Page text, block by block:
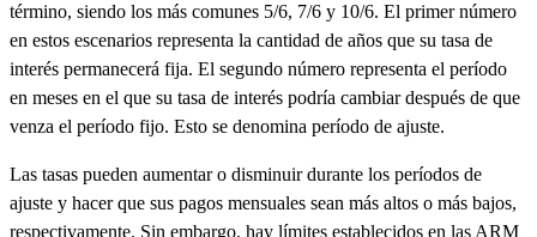
término, siendo los más comunes 5/6, 7/6 y 10/6. El primer número
en estos escenarios representa la cantidad de años que su tasa de
interés permanecerá fija. El segundo número representa el período
en meses en el que su tasa de interés podría cambiar después de que
venza el período fijo. Esto se denomina período de ajuste.
Las tasas pueden aumentar o disminuir durante los períodos de
ajuste y hacer que sus pagos mensuales sean más altos o más bajos,
respectivamente. Sin embargo, hay límites establecidos en las ARM